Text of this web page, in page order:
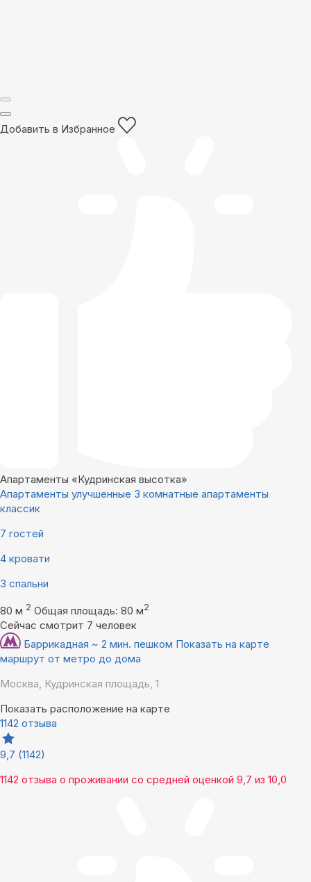
Добавить в Избранное
Апартаменты «Кудринская высотка»
Апартаменты улучшенные 3 комнатные апартаменты
классик
7 гостей
4 кровати
3 спальни
80 м 2 Общая площадь: 80 м2
Сейчас смотрит 7 человек
Баррикадная ~ 2 мин. пешком Показать на карте
маршрут от метро до дома
Москва, Кудринская площадь, 1
Показать расположение на карте
1142 отзыва
9,7 (1142)
1142 отзыва о проживании со средней оценкой 9,7 из 10,0